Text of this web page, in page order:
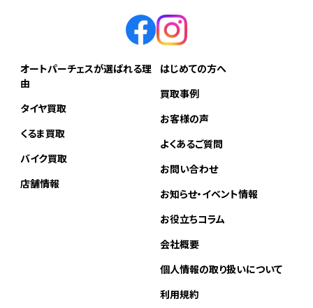
オートパーチェスが選ばれる理
由
タイヤ買取
くるま買取
バイク買取
店舗情報
はじめての方へ
買取事例
お客様の声
よくあるご質問
お問い合わせ
お知らせ・イベント情報
お役立ちコラム
会社概要
個人情報の取り扱いについて
利用規約